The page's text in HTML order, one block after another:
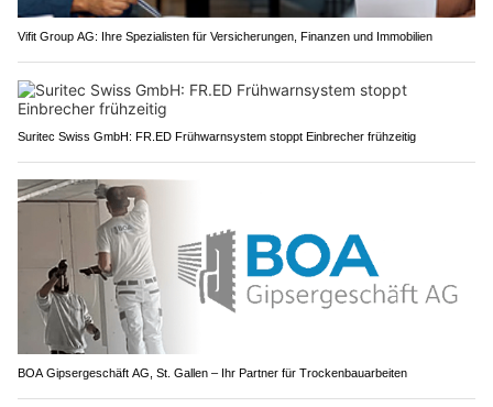
Vifit Group AG: Ihre Spezialisten für Versicherungen, Finanzen und Immobilien
Suritec Swiss GmbH: FR.ED Frühwarnsystem stoppt Einbrecher frühzeitig
BOA Gipsergeschäft AG, St. Gallen – Ihr Partner für Trockenbauarbeiten